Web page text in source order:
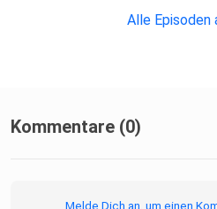
Alle Episoden
Kommentare (0)
Melde Dich an, um einen